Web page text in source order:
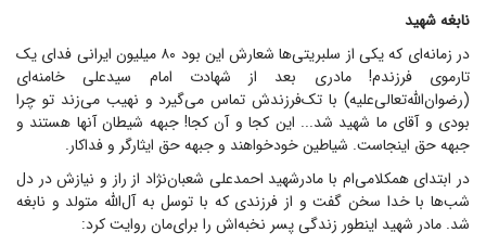
نابغه شهید
در زمانه‌ای که یکی از سلبریتی‌ها شعارش این بود ۸۰ میلیون ایرانی فدای یک
تارموی فرزندم! مادری بعد از شهادت امام سیدعلی خامنه‌ای
(رضوان‌الله‌تعالی‌علیه) با تک‌فرزندش تماس می‌گیرد و نهیب می‌زند تو چرا
بودی و آقای ما شهید شد... این کجا و آن کجا! جبهه شیطان آنها هستند و
جبهه حق اینجاست. شیاطین خودخواهند و جبهه حق ایثارگر و فداکار.
در ابتدای همکلامی‌ام با مادرشهید احمد‌علی شعبان‌نژاد از راز و نیازش در دل
شب‌ها با خدا سخن گفت و از فرزندی که با توسل به آل‌الله متولد و نابغه
شد. مادر شهید اینطور زندگی پسر نخبه‌اش را برای‌مان روایت کرد: